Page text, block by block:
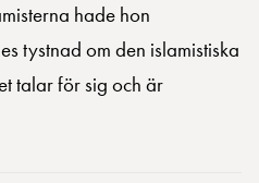
hade hon
tystnad om den islamistiska
talar för sig och är